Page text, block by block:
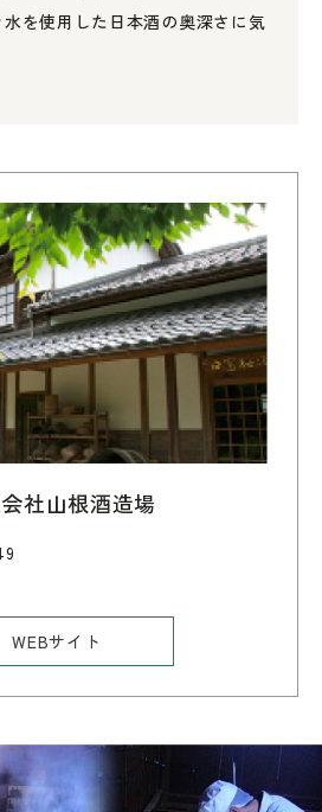
を使用した日本酒の奥深さに気
社山根酒造場
WEBサイト